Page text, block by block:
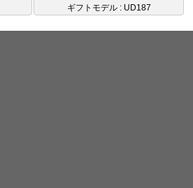
ギフトモデル : UD187